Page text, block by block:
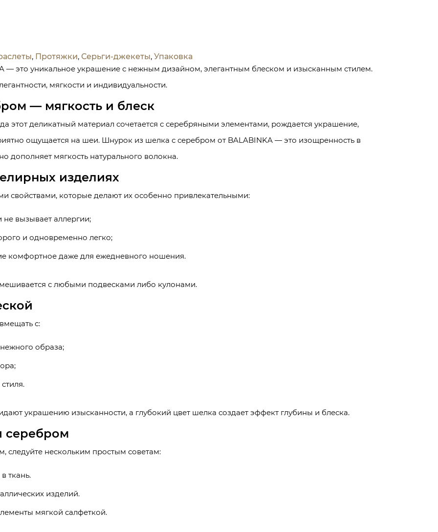
, Протяжки, Серьги-джекеты, Упаковка
— это уникальное украшение с нежным дизайном, элегантным блеском и изысканным стилем.
мягкости и индивидуальности.
— мягкость и блеск
этот деликатный материал сочетается с серебряными элементами, рождается украшение,
ощущается на шеи. Шнурок из шелка с серебром от BALABINKA — это изощренность в
дополняет мягкость натурального волокна.
изделиях
свойствами, которые делают их особенно привлекательными:
не вызывает аллергии;
и одновременно легко;
комфортное даже для ежедневного ношения.
с любыми подвесками либо кулонами.
с:
образа;
украшению изысканности, а глубокий цвет шелка создает эффект глубины и блеска.
серебром
следуйте нескольким простым советам:
ткань.
изделий.
мягкой салфеткой.